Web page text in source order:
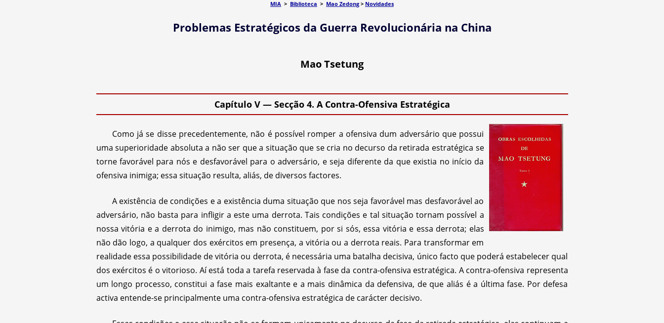
MIA > Biblioteca > Mao Zedong > Novidades
Problemas Estratégicos da Guerra Revolucionária na China
Mao Tsetung
Capítulo V — Secção 4. A Contra-Ofensiva Estratégica
Como já se disse precedentemente, não é possível romper a ofensiva dum adversário que possui
uma superioridade absoluta a não ser que a situação que se cria no decurso da retirada estratégica se
torne favorável para nós e desfavorável para o adversário, e seja diferente da que existia no início da
ofensiva inimiga; essa situação resulta, aliás, de diversos factores.
A existência de condições e a existência duma situação que nos seja favorável mas desfavorável ao
adversário, não basta para infligir a este uma derrota. Tais condições e tal situação tornam possível a
nossa vitória e a derrota do inimigo, mas não constituem, por si sós, essa vitória e essa derrota; elas
não dão logo, a qualquer dos exércitos em presença, a vitória ou a derrota reais. Para transformar em
realidade essa possibilidade de vitória ou derrota, é necessária uma batalha decisiva, único facto que poderá estabelecer qual
dos exércitos é o vitorioso. Aí está toda a tarefa reservada à fase da contra-ofensiva estratégica. A contra-ofensiva representa
um longo processo, constitui a fase mais exaltante e a mais dinâmica da defensiva, de que aliás é a última fase. Por defesa
activa entende-se principalmente uma contra-ofensiva estratégica de carácter decisivo.